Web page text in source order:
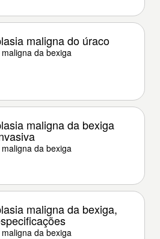
maligna do úraco
da bexiga
maligna da bexiga
da bexiga
maligna da bexiga,
da bexiga